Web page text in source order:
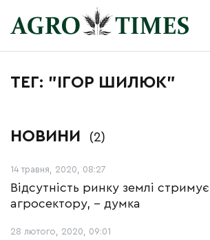
ТЕГ: "ІГОР ШИЛЮК"
НОВИНИ (2)
14 травня, 2020, 08:27
Відсутність ринку землі
агросектору, – думка
28 лютого, 2020, 09:01